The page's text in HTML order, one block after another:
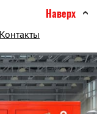
Контакты
Наверх